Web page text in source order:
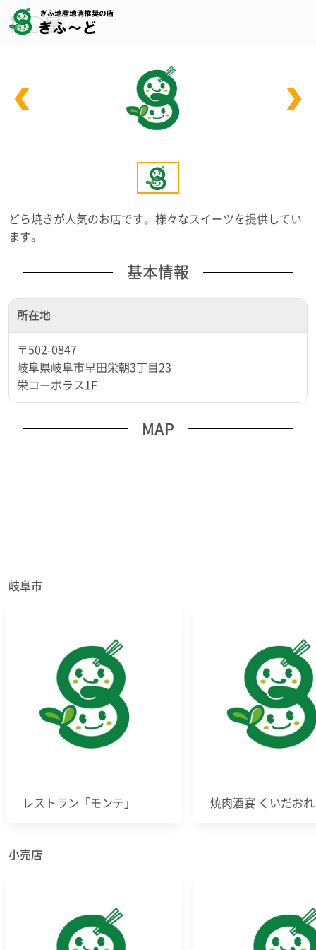
福○屋
どら焼きが人気のお店です。様々なスイーツを提供してい
ます。
基本情報
所在地
〒502-0847
岐阜県岐阜市早田栄朝3丁目23
栄コーポラス1F
MAP
岐阜市
レストラン「モンテ」 焼肉酒宴 くいだお
小売店